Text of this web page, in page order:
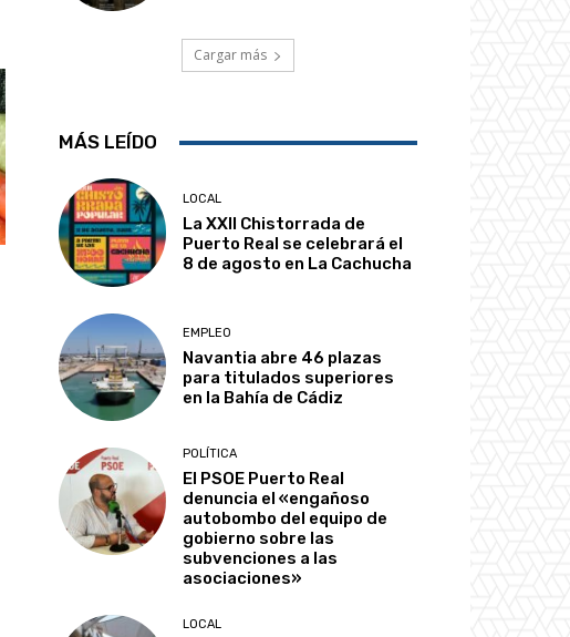
Cargar más
MÁS LEÍDO
LOCAL
La XXII Chistorrada de
Puerto Real se celebrará el
8 de agosto en La Cachucha
EMPLEO
Navantia abre 46 plazas
para titulados superiores
en la Bahía de Cádiz
POLÍTICA
El PSOE Puerto Real
denuncia el «engañoso
autobombo del equipo de
gobierno sobre las
subvenciones a las
asociaciones»
LOCAL